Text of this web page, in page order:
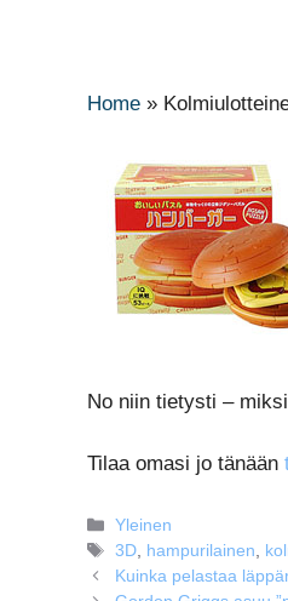
Home »
No niin tietysti –
Tilaa omasi jo tänään
Kategoriat
Yleinen
Avainsanat
3D, hampurilainen,
Kuinka pelastaa